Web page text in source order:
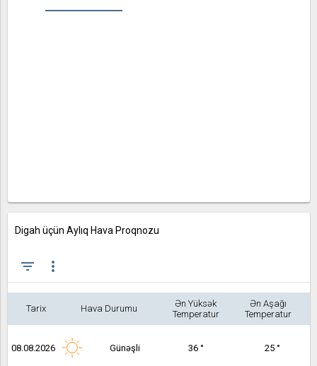
Digah üçün Aylıq Hava Proqnozu
filter_list more_vert
Tarix Hava Durumu
Ən Yüksək
Temperatur
Ən Aşağı
Temperatur
08.08.2026 Günəşli 36 ° 25 °